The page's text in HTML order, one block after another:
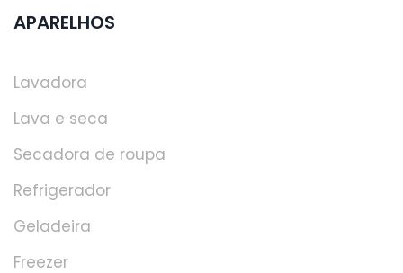
APARELHOS
Lavadora
Lava e seca
Secadora de roupa
Refrigerador
Geladeira
Freezer